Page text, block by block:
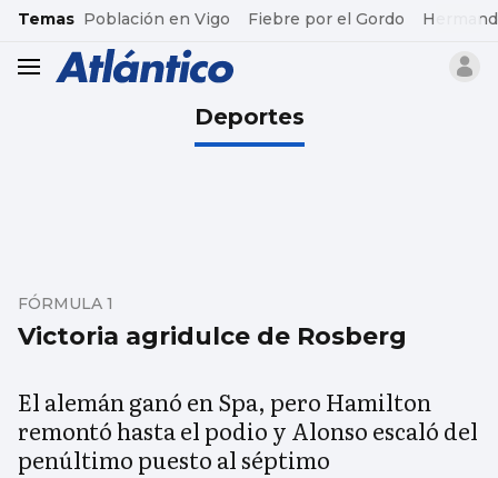
common.go-to-content
Temas Población en Vigo Fiebre por el Gordo
header.menu.open
Deportes
Victoria agridulce de Rosberg
FÓRMULA 1
El alemán ganó en Spa, pero Hamilton
remontó hasta el podio y Alonso escaló del
penúltimo puesto al séptimo